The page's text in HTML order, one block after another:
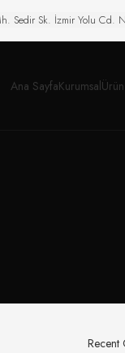
Sedir Sk. İzmir Yolu
Ana SayfaKurumsal
Recent